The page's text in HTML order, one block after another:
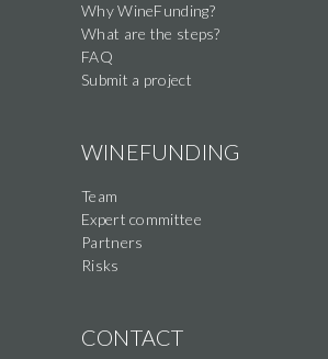
Why WineFunding?
What are the steps?
FAQ
Submit a project
WINEFUNDING
Team
Expert committee
Partners
Risks
CONTACT